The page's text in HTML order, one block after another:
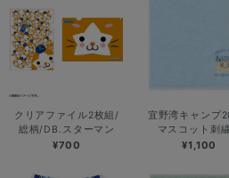
クリアファイル2枚組/
総柄/DB.スターマン
¥700
宜野湾キャンプ
マスコット刺
¥1,100